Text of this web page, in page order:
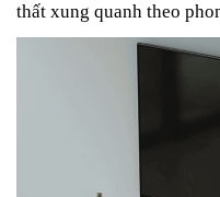
thất xung quanh theo